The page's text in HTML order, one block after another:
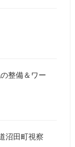
整備＆ワー
沼田町視察